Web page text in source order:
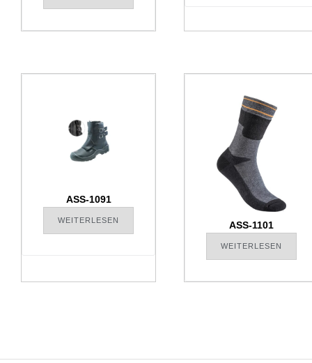
ASS-1091
WEITERLESEN ASS-1101
WEITERLESEN